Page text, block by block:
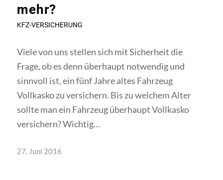
mehr?
KFZ-VERSICHERUNG
Viele von uns stellen sich mit Sicherheit die
Frage, ob es denn überhaupt notwendig und
sinnvoll ist, ein fünf Jahre altes Fahrzeug
Vollkasko zu versichern. Bis zu welchem Alter
sollte man ein Fahrzeug überhaupt Vollkasko
versichern? Wichtig…
27. Juni 2016